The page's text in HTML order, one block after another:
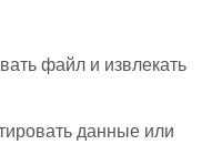
файл и извлекать
данные или